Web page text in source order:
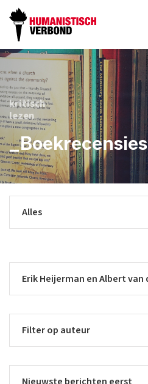
kritisch
lezen
_Boekrecensies